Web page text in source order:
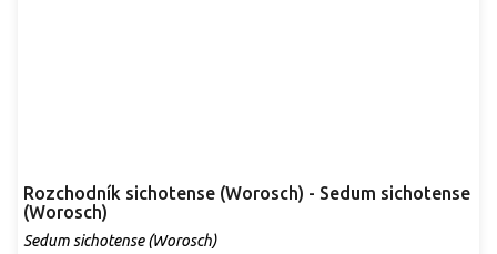
Rozchodník sichotense (Worosch) - Sedum sichotense
(Worosch)
Sedum sichotense (Worosch)